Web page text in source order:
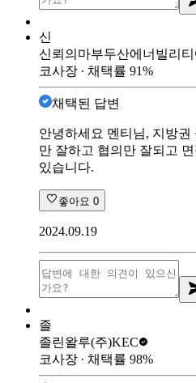
신
신뢰의마부두산에너빌리티
코사장 ∙ 채택률 91%
채택된 답변
안녕하세요 멘티님, 지방
만 잘하고 협의만 잘되고
있습니다.
좋아요 0
2024.09.19
졸
졸린왈루(주)KEC
코사장 ∙ 채택률 98%